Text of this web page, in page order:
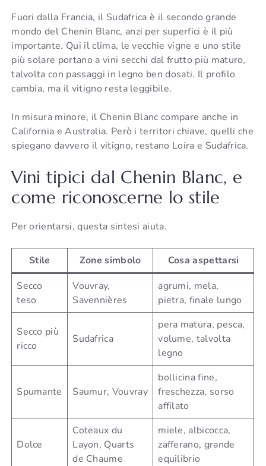
Fuori dalla Francia, il Sudafrica è il secondo grande
mondo del Chenin Blanc, anzi per superfici è il più
importante. Qui il clima, le vecchie vigne e uno stile
più solare portano a vini secchi dal frutto più maturo,
talvolta con passaggi in legno ben dosati. Il profilo
cambia, ma il vitigno resta leggibile.
In misura minore, il Chenin Blanc compare anche in
California e Australia. Però i territori chiave, quelli che
spiegano davvero il vitigno, restano Loira e Sudafrica.
Vini tipici dal Chenin Blanc, e
come riconoscerne lo stile
Per orientarsi, questa sintesi aiuta.
Stile Zone simbolo
Cosa aspettarsi
Secco
teso
Vouvray,
Savennières
agrumi, mela,
pietra, finale lungo
Secco più
ricco
Sudafrica
pera matura, pesca,
volume, talvolta
legno
Spumante Saumur, Vouvray
bollicina fine,
freschezza, sorso
affilato
Dolce
Coteaux du
Layon, Quarts
de Chaume
miele, albicocca,
zafferano, grande
equilibrio